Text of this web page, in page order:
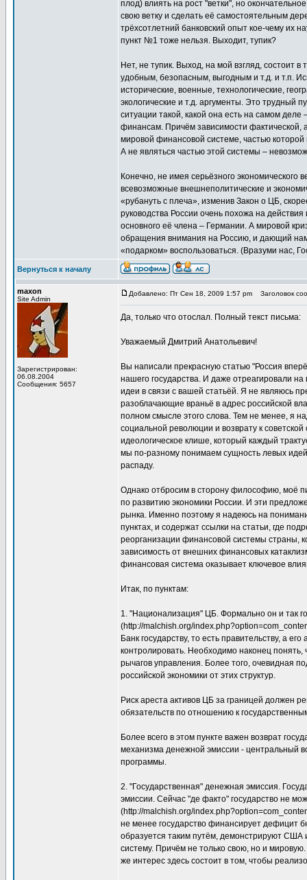
плод) влиять на рост "ветки", но
свою ветку и сделать её самостоятельным
трёхсотлетний банковский опыт кое-чему их
пункт №1 тоже нельзя. Выходит, тупик?
Нет, не тупик. Выход, на мой взгляд, состоит
удобным, безопасным, выгодным и т.д. и т.п.
исторические, военные, технологические,
экологические и т.д. аргументы. Это трудный
ситуации такой, какой она есть на самом
финансам. Причём зависимости фактической,
мировой финансовой системе, частью
А не являться частью этой системы –
Конечно, не имея серьёзного экономического
всевозможные внешнеполитические и
«рубануть с плеча», изменив Закон о ЦБ,
руководства России очень похожа на
основного её члена – Германии. А мировой
обращения внимания на Россию, и дающий
«подарком» воспользоваться. (Вразуми нас,
Вернуться к началу
maxon
Site Admin
Зарегистрирован:
06.08.2004
Сообщения: 5657
Добавлено: Пт Сен 18, 2009 1:57 pm Заголовок
Да, только что отослал. Полный текст письма:
Уважаемый Дмитрий Анатольевич!
Вы написали прекрасную статью "Россия
нашего государства. И даже отреагировали
идеи в связи с вашей статьёй. Я не являюсь
разоблачающие враньё в адрес российской
полном смысле этого слова. Тем не менее, я
социальной революции и возврату к
идеологическое клише, который каждый
мы по-разному понимаем сущность левых идей
распаду.
Однако отбросим в сторону философию, моё
по развитию экономики России. И эти
рынка. Именно поэтому я надеюсь на
пунктах, и содержат ссылки на статьи, где
реорганизации финансовой системы страны,
зависимость от внешних финансовых
финансовая система оказывает ключевое
Итак, по пунктам:
1. "Национализация" ЦБ. Формально он и так
(http://malchish.org/
Банк государству, то есть правительству, а
контролировать. Необходимо наконец
рычагов управления. Более того, очевидная
российской экономики от этих структур.
Риск ареста активов ЦБ за границей должен
обязательств по отношению к
Более всего в этом пункте важен возврат
механизма денежной эмиссии - центральный
программы.
2. "Государственная" денежная эмиссия.
эмиссии. Сейчас "де факто" государство не
(http://malchish.org/
не менее государство финансирует дефицит
образуется таким путём, демонстрируют США
систему. Причём не только свою, но и
же интерес здесь состоит в том, чтобы